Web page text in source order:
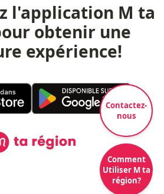
l'application M ta
obtenir une
expérience!
Contactez-
nous
Comment
Utiliser M ta
région?